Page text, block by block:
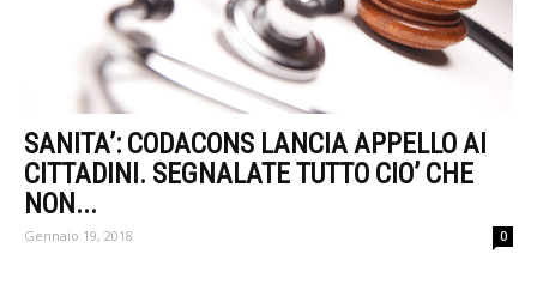
SANITA’: CODACONS LANCIA APPELLO AI
CITTADINI. SEGNALATE TUTTO CIO’ CHE
NON...
Gennaio 19, 2018 0